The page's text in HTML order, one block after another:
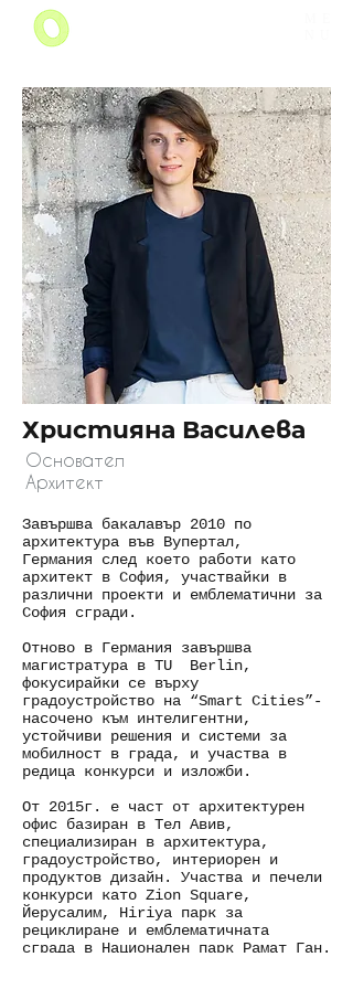
Християна Василева
Основател
Архитект
Завършва бакалавър 2010 по
архитектура във Вупертал,
Германия след което работи като
архитект в София, участвайки в
различни проекти и емблематични за
София сгради.
Отново в Германия завършва
магистратура в TU Berlin,
фокусирайки се върху
градоустройство на “Smart Cities”-
насоченo към интелигентни,
устойчиви решения и системи за
мобилност в града, и участва в
редица конкурси и изложби.
От 2015г. e част от архитектурен
офис базиран в Тел Авив,
специализиран в архитектура,
градоустройство, интериорен и
продуктов дизайн. Участва и печели
конкурси като Zion Square,
Йерусалим, Hiriya парк за
рециклиране и емблематичната
сграда в Национален парк Рамат Ган.